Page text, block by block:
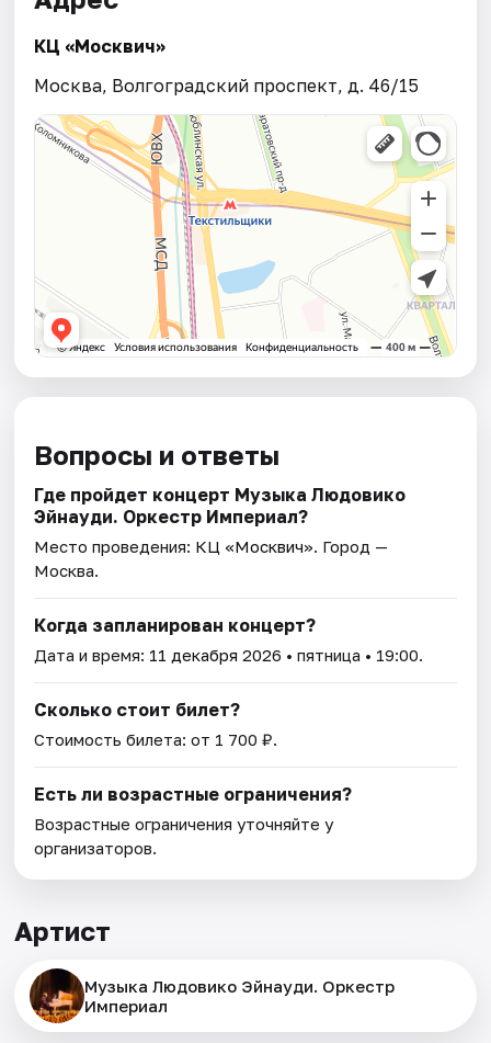
КЦ «Москвич»
Москва, Волгоградский проспект, д. 46/15
Вопросы и ответы
Где пройдет концерт Музыка Людовико
Эйнауди. Оркестр Империал?
Место проведения: КЦ «Москвич». Город —
Москва.
Когда запланирован концерт?
Дата и время: 11 декабря 2026 • пятница • 19:00.
Сколько стоит билет?
Стоимость билета: от 1 700 ₽.
Есть ли возрастные ограничения?
Возрастные ограничения уточняйте у
организаторов.
Артист
Музыка Людовико Эйнауди. Оркестр
Империал